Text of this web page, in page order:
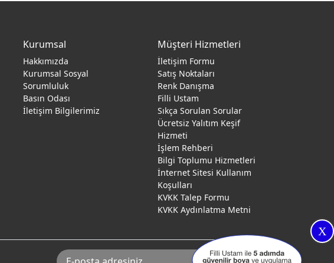
X
Kurumsal
Hakkımızda
Kurumsal Sosyal
Sorumluluk
Basın Odası
İletişim Bilgilerimiz
Müşteri Hizmetleri
İletişim Formu
Satış Noktaları
Renk Danışma
Filli Ustam
Sıkça Sorulan Sorular
Ücretsiz Yalıtım Keşif
Hizmeti
İşlem Rehberi
Bilgi Toplumu Hizmetleri
İnternet Sitesi Kullanım
Koşulları
KVKK Talep Formu
KVKK Aydınlatma Metni